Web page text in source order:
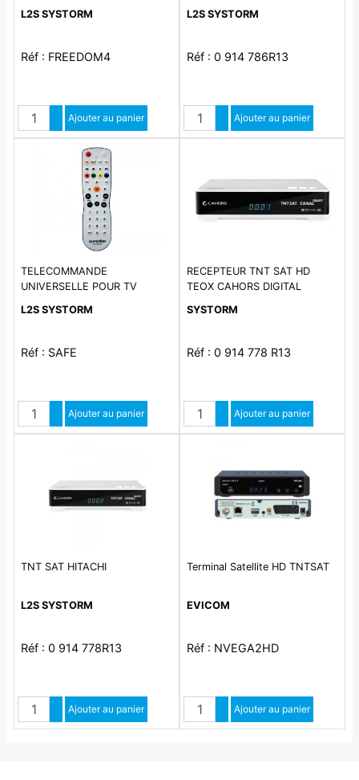
L2S SYSTORM
Réf : FREEDOM4
QuantitéAugmenter quantité
Diminuer quantité
Ajouter au panier
L2S SYSTORM
Réf : 0 914 786R13
QuantitéAugmenter quantité
Diminuer quantité
Ajouter au panier
TELECOMMANDE
UNIVERSELLE POUR TV
L2S SYSTORM
Réf : SAFE
QuantitéAugmenter quantité
Diminuer quantité
Ajouter au panier
RECEPTEUR TNT SAT HD
TEOX CAHORS DIGITAL
SYSTORM
Réf : 0 914 778 R13
QuantitéAugmenter quantité
Diminuer quantité
Ajouter au panier
TNT SAT HITACHI
L2S SYSTORM
Réf : 0 914 778R13
QuantitéAugmenter quantité
Diminuer quantité
Ajouter au panier
Terminal Satellite HD TNTSAT
EVICOM
Réf : NVEGA2HD
QuantitéAugmenter quantité
Diminuer quantité
Ajouter au panier